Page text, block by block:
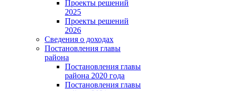
Проекты решений
2025
Проекты решений
2026
Сведения о доходах
Постановления главы
района
Постановления главы
района 2020 года
Постановления главы